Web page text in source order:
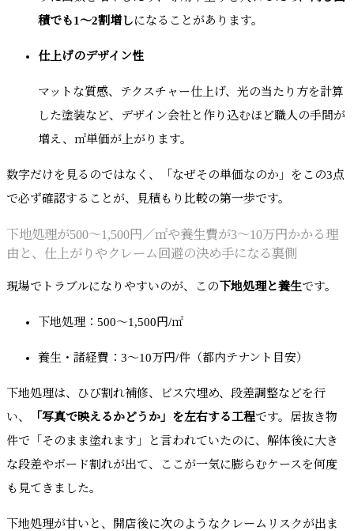
積でも1〜2割増しになることがあります。
仕上げのデザイン性
マットな質感、テクスチャー仕上げ、光の当たり方を計算
した塗装など、デザイン会社と作り込むほど職人の手間が
増え、㎡単価が上がります。
数字だけを見るのではなく、「なぜその単価なのか」をこの3点
で必ず確認することが、見積もり比較の第一歩です。
下地処理が500〜1,500円／㎡や養生費が3〜10万円かかる理
由と、仕上がりやクレーム回避の決め手になる裏側
現場でトラブルになりやすいのが、この 下地処理と養生です。
下地処理：500〜1,500円/㎡
養生・諸経費：3〜10万円/件（都内テナント目安）
下地処理は、ひび割れ補修、ビス穴埋め、段差調整などを行
い、
「写真で映えるかどうか」を左右する工程です。居抜き物
件で「そのまま塗れます」と言われていたのに、解体後に大き
な段差やボード割れが出て、ここが一気に膨らむケースを何度
も見てきました。
下地処理が甘いと、開店後に次のようなクレームリスクが出ま